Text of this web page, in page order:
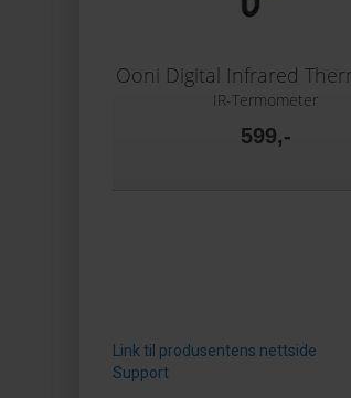
IR-Termometer
599,-
Link til produsentens nettside
Support